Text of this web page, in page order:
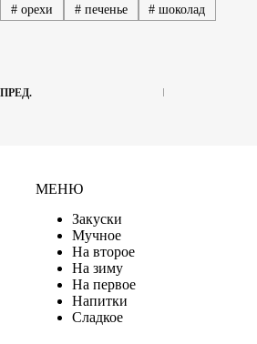
#орехи #печенье # шоколад
ПРЕД.
МЕНЮ
Закуски
Мучное
На второе
На зиму
На первое
Напитки
Сладкое